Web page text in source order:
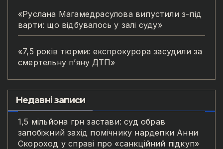
«Руслана Магамедрасулова випустили з-під
варти: що відбувалось у залі суду»
«7,5 років тюрми: експрокурора засудили за
смертельну п’яну ДТП»
Недавні записи
1,5 мільйона грн застави: суд обрав
запобіжний захід помічнику нардепки Анни
Скороход у справі про «санкційний підкуп»